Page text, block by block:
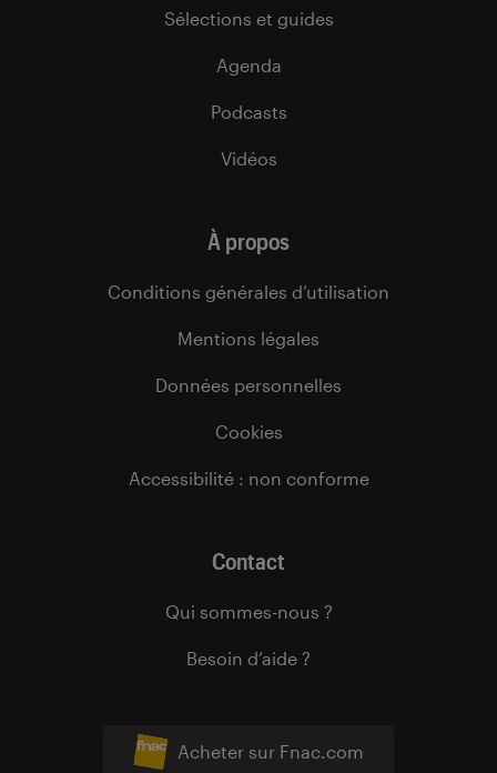
Acheter sur Fnac.com
Sélections et guides
Agenda
Podcasts
Vidéos
À propos
Conditions générales d’utilisation
Mentions légales
Données personnelles
Cookies
Accessibilité : non conforme
Contact
Qui sommes-nous ?
Besoin d’aide ?